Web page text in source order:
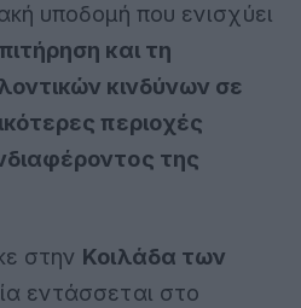
υποδομή που ενισχύει
και τη
κινδύνων σε
περιοχές
της
στην Κοιλάδα των
εντάσσεται στο